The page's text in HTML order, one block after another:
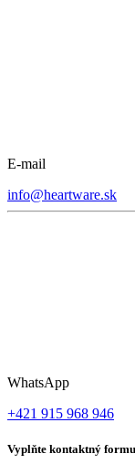
E-mail
info@heartware.sk
WhatsApp
+421 915 968 946
Vyplňte kontaktný